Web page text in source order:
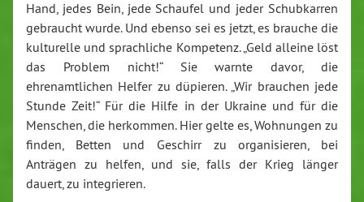
Hand, jedes Bein, jede Schaufel und jeder Schubkarren
gebraucht wurde. Und ebenso sei es jetzt, es brauche die
kulturelle und sprachliche Kompetenz. „Geld alleine löst
das Problem nicht!“ Sie warnte davor, die
ehrenamtlichen Helfer zu düpieren. „Wir brauchen jede
Stunde Zeit!“ Für die Hilfe in der Ukraine und für die
Menschen, die herkommen. Hier gelte es, Wohnungen zu
finden, Betten und Geschirr zu organisieren, bei
Anträgen zu helfen, und sie, falls der Krieg länger
dauert, zu integrieren.